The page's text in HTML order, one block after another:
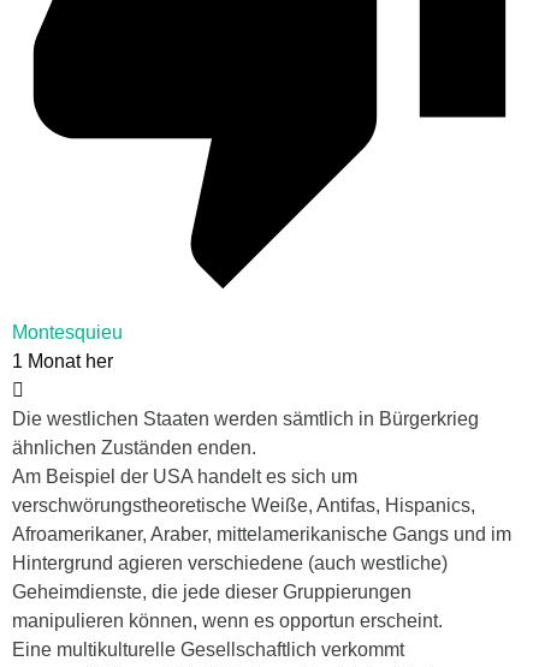
Montesquieu
1 Monat her
Die westlichen Staaten werden sämtlich in Bürgerkrieg
ähnlichen Zuständen enden.
Am Beispiel der USA handelt es sich um
verschwörungstheoretische Weiße, Antifas, Hispanics,
Afroamerikaner, Araber, mittelamerikanische Gangs und im
Hintergrund agieren verschiedene (auch westliche)
Geheimdienste, die jede dieser Gruppierungen
manipulieren können, wenn es opportun erscheint.
Eine multikulturelle Gesellschaftlich verkommt